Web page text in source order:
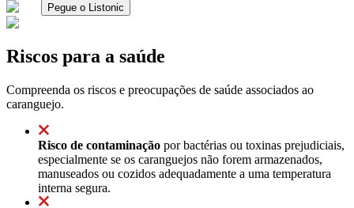
Pegue o Listonic
Riscos para a saúde
Compreenda os riscos e preocupações de saúde associados ao
caranguejo.
Risco de contaminação por bactérias ou toxinas prejudiciais,
especialmente se os caranguejos não forem armazenados,
manuseados ou cozidos adequadamente a uma temperatura
interna segura.